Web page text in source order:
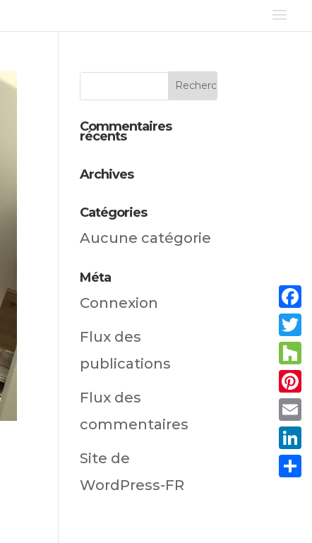
Commentaires
récents
Archives
Catégories
Aucune catégorie
Méta
Connexion
Flux des
publications
Flux des
commentaires
Site de
WordPress-FR